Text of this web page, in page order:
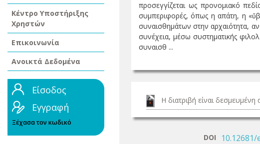
Κέντρο Υποστήριξης
Χρηστών
Επικοινωνία
Ανοικτά Δεδομένα
Είσοδος
Εγγραφή
Ξέχασα τον κωδικό
προσεγγίζεται ως προνομιακό
συμπεριφορές, όπως η απάτη, η
συναισθημάτων στην αρχαιότητα,
συνέχεια, μέσω συστηματικής
συναισθ ...
Η διατριβή είναι
DOI